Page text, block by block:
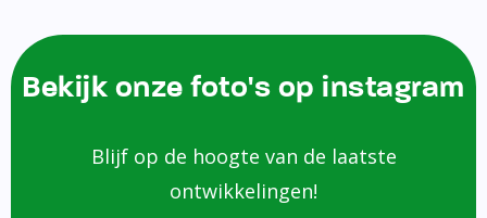
Bekijk onze foto's op instagram
Blijf op de hoogte van de laatste
ontwikkelingen!